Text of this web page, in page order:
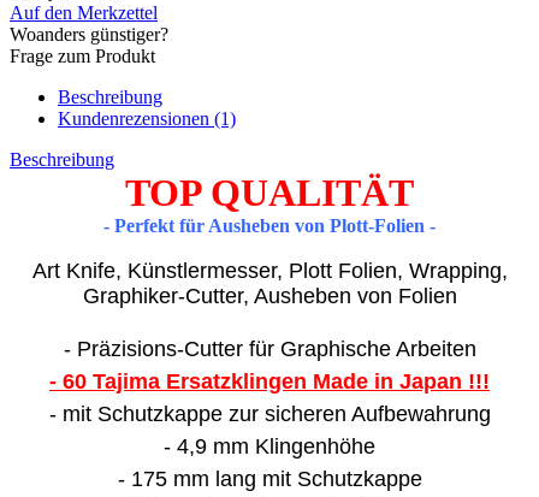
Auf den Merkzettel
Woanders günstiger?
Frage zum Produkt
Beschreibung
Kundenrezensionen (1)
Beschreibung
TOP QUALITÄT
- Perfekt für Ausheben von Plott-Folien -
Art Knife, Künstlermesser, Plott Folien, Wrapping,
Graphiker-Cutter, Ausheben von Folien
- Präzisions-Cutter für Graphische Arbeiten
- 60 Tajima Ersatzklingen Made in Japan !!!
- mit Schutzkappe zur sicheren Aufbewahrung
- 4,9 mm Klingenhöhe
- 175 mm lang mit Schutzkappe